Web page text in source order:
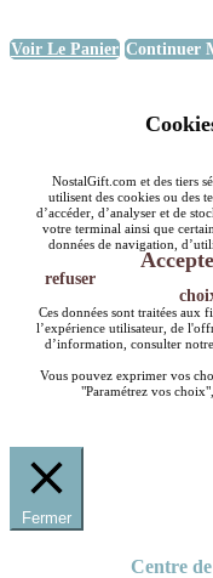
Voir Le Panier Continuer
NostalGift.com et des tiers
utilisent des cookies ou des
d’accéder, d’analyser et de
votre terminal ainsi que
données de navigation,
refuser
Ces données sont traitées aux
l’expérience utilisateur, de
d’information, consulter
Vous pouvez exprimer vos
"Paramétrez vos
Fermer
Centre